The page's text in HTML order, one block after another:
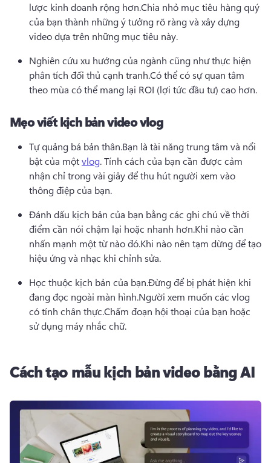
lược kinh doanh rộng hơn.Chia nhỏ mục tiêu hàng quý
của bạn thành những ý tưởng rõ ràng và xây dựng
video dựa trên những mục tiêu này.
Nghiên cứu xu hướng của ngành cũng như thực hiện
phân tích đối thủ cạnh tranh.Có thể có sự quan tâm
theo mùa có thể mang lại ROI (lợi tức đầu tư) cao hơn.
Mẹo viết kịch bản video vlog
Tự quảng bá bản thân.Bạn là tài năng trung tâm và nổi
bật của một vlog. Tính cách của bạn cần được cảm
nhận chỉ trong vài giây để thu hút người xem vào
thông điệp của bạn.
Đánh dấu kịch bản của bạn bằng các ghi chú về thời
điểm cần nói chậm lại hoặc nhanh hơn.Khi nào cần
nhấn mạnh một từ nào đó.Khi nào nên tạm dừng để tạo
hiệu ứng và nhạc khi chỉnh sửa.
Học thuộc kịch bản của bạn.Đừng để bị phát hiện khi
đang đọc ngoài màn hình.Người xem muốn các vlog
có tính chân thực.Chấm đoạn hội thoại của bạn hoặc
sử dụng máy nhắc chữ.
Cách tạo mẫu kịch bản video bằng AI